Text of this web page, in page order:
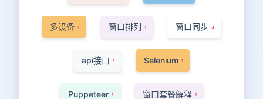
多设备 1 窗口排列 1 窗口同步 3
api接口 1 Selenium 1
Puppeteer 1 窗口套餐解释 1